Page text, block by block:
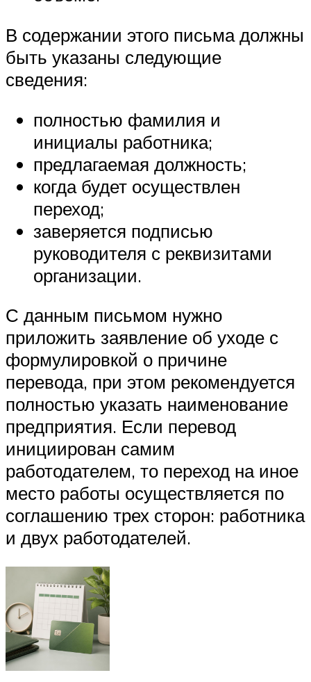
В содержании этого письма должны
быть указаны следующие
сведения:
полностью фамилия и
инициалы работника;
предлагаемая должность;
когда будет осуществлен
переход;
заверяется подписью
руководителя с реквизитами
организации.
С данным письмом нужно
приложить заявление об уходе с
формулировкой о причине
перевода, при этом рекомендуется
полностью указать наименование
предприятия. Если перевод
инициирован самим
работодателем, то переход на иное
место работы осуществляется по
соглашению трех сторон: работника
и двух работодателей.